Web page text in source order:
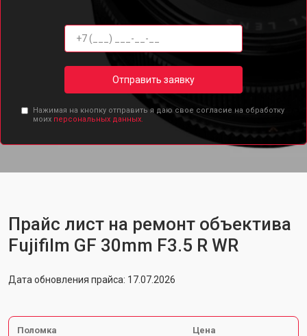
Отправить заявку
Нажимая на кнопку отправить я даю свое согласие на обработку
моих персональных данных.
Прайс лист на ремонт объектива
Fujifilm GF 30mm F3.5 R WR
Дата обновления прайса: 17.07.2026
Поломка Цена